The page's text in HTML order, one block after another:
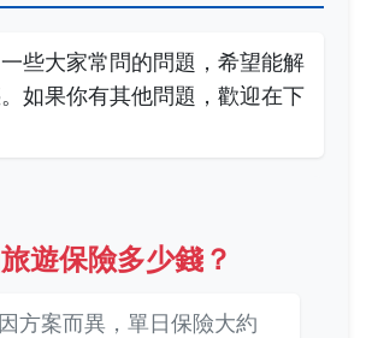
些大家常問的問題，希望能解
如果你有其他問題，歡迎在下
遊保險多少錢？
方案而異，單日保險大約